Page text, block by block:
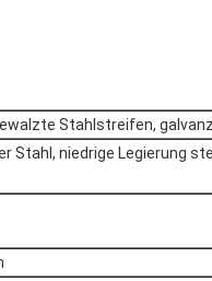
Stahlstreifen,
Stahl, niedrige Legierung